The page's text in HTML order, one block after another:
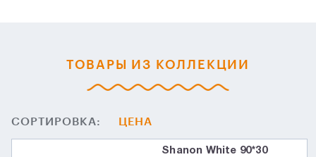
ТОВАРЫ ИЗ КОЛЛЕКЦИИ
СОРТИРОВКА: ЦЕНА
Shanon White 90*30